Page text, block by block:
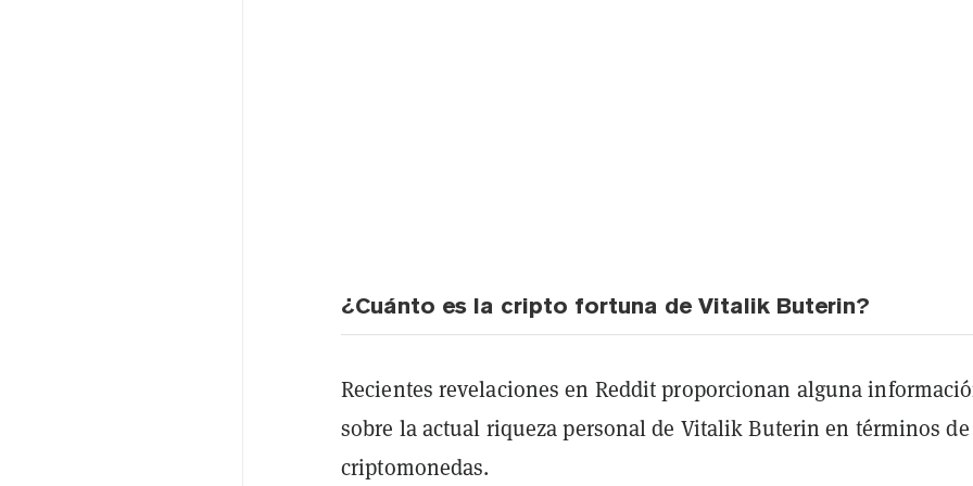
¿Cuánto es la cripto fortuna de Vitalik Buterin?
Recientes revelaciones en Reddit proporcionan alguna
sobre la actual riqueza personal de Vitalik Buterin en términos de
criptomonedas.